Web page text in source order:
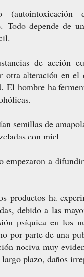
Todo depende de
de acción
otra alteración en el
El hombre ha
semillas de
con miel.
empezaron a
productos ha
debido a las
psíquica en los
por parte de una
nociva muy
plazo, daños